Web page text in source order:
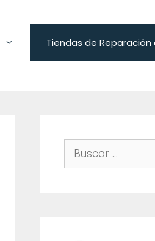
Tiendas de Reparación
Buscar: